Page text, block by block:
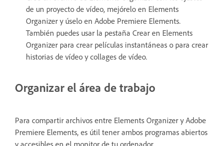
de un proyecto de vídeo, mejórelo en Elements
Organizer y úselo en Adobe Premiere Elements.
También puedes usar la pestaña Crear en Elements
Organizer para crear películas instantáneas o para crear
historias de vídeo y collages de vídeo.
Organizar el área de trabajo
Para compartir archivos entre Elements Organizer y Adobe
Premiere Elements, es útil tener ambos programas abiertos
y accesibles en el monitor de tu ordenador.